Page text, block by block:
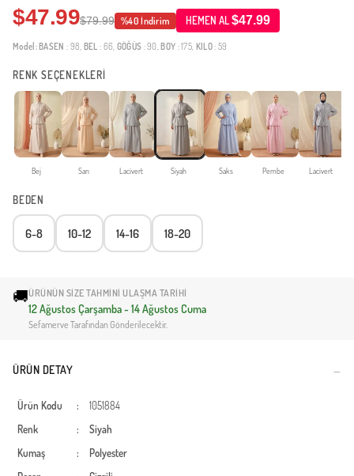
$47.99$79.99 %40 İndirim HEMEN AL$47.99
Model: BASEN : 98, BEL : 66, GÖĞÜS : 90, BOY : 175, KILO: 59
RENK SEÇENEKLERİ
Bej Sarı Lacivert Siyah Saks Pembe Lacivert
BEDEN
6-8 10-12 14-16 18-20
🚚ÜRÜNÜN SIZE TAHMINI ULAŞMA TARIHI
12 Ağustos Çarşamba - 14 Ağustos Cuma
Sefamerve Tarafından Gönderilecektir.
ÜRÜN DETAY
Ürün Kodu :
1051884
Renk
:
Siyah
Kumaş
:
Polyester